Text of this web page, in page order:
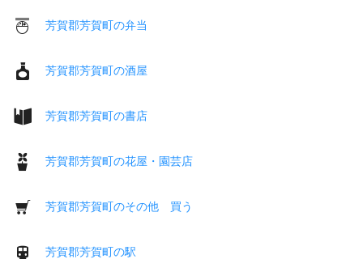
芳賀郡芳賀町の弁当
芳賀郡芳賀町の酒屋
芳賀郡芳賀町の書店
芳賀郡芳賀町の花屋・園芸店
芳賀郡芳賀町のその他 買う
芳賀郡芳賀町の駅